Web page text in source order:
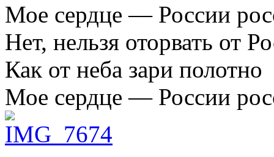
Мое сердце — России
Нет, нельзя оторвать от
Как от неба зари полотно
Мое сердце — России